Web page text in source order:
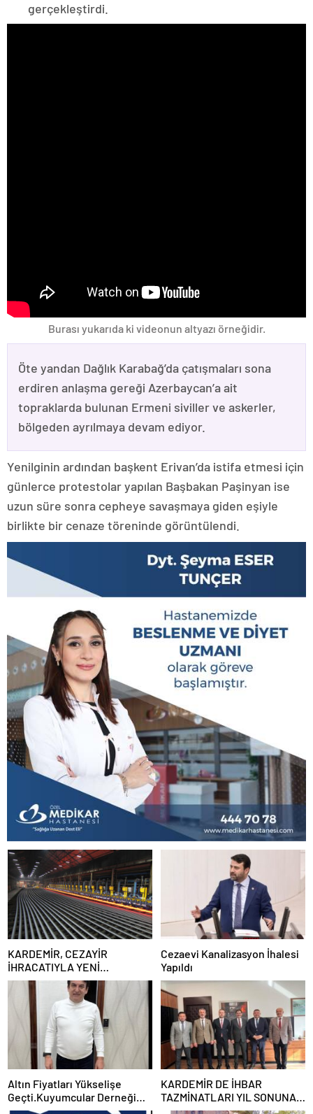
gerçekleştirdi.
Burası yukarıda ki videonun altyazı örneğidir.
Öte yandan Dağlık Karabağ’da çatışmaları sona
erdiren anlaşma gereği Azerbaycan’a ait
topraklarda bulunan Ermeni siviller ve askerler,
bölgeden ayrılmaya devam ediyor.
Yenilginin ardından başkent Erivan’da istifa etmesi için
günlerce protestolar yapılan Başbakan Paşinyan ise
uzun süre sonra cepheye savaşmaya giden eşiyle
birlikte bir cenaze töreninde görüntülendi.
KARDEMİR, CEZAYİR
İHRACATIYLA YENİ
PAZARLARA AÇILMAYA
DEVAM EDİYOR
Cezaevi Kanalizasyon İhalesi
Yapıldı
Altın Fiyatları Yükselişe
Geçti.Kuyumcular Derneği
Başkanı İlhan Ündar Altın
KARDEMİR DE İHBAR
TAZMİNATLARI YIL SONUNA
KADAR ÖDENECEK